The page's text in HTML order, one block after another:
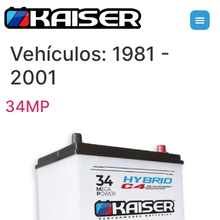
Vehículos: 1981 -
2001
34MP